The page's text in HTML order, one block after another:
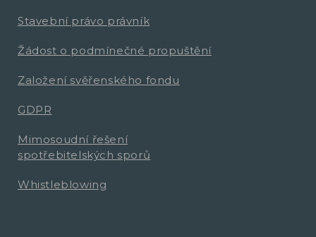
Stavební právo právník
Žádost o podmínečné propuštění
Založení svěřenského fondu
GDPR
Mimosoudní řešení
spotřebitelských sporů
Whistleblowing